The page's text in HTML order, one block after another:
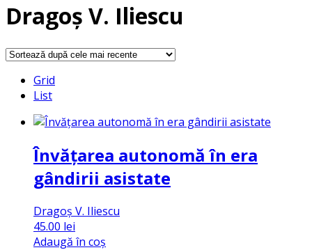
Dragoș V. Iliescu
Grid
List
Învățarea autonomă în era
gândirii asistate
Dragoș V. Iliescu
45.00 lei
Adaugă în coș